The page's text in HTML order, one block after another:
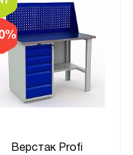
Верстак Profi